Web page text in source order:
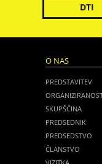
DTI
O NAS
PREDSTAVITEV
SKUPŠČINA
PREDSEDNIK
PREDSEDSTVO
ČLANSTVO